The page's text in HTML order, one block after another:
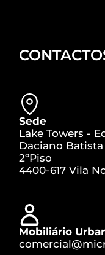
Sede
Lake Towers -
Daciano Batista
2ºPiso
4400-617 Vila
Mobiliário